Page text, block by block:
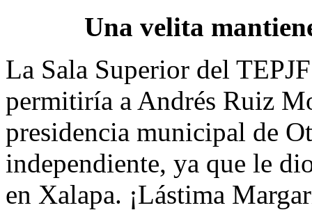
Una velita
La Sala Superior del
permitiría a Andrés Ruiz
presidencia municipal de
independiente, ya que le
en Xalapa. ¡Lástima